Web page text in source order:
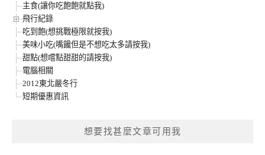
主食(讓你吃飽飽就點我)
飛行紀錄
吃到飽(想挑戰極限就按我)
美味小吃(嘴饞但是不想吃太多請按我)
甜點(想嚐點甜甜的請按我)
電腦相關
2012東北嚴冬行
短期優惠資訊
想要找甚麼文章可用我